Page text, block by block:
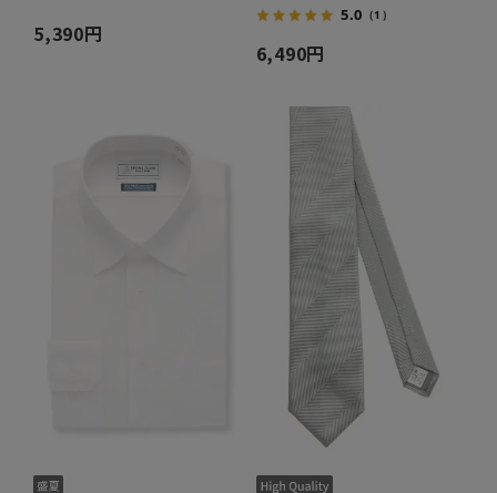
5,390円
5.0 （1）
6,490円